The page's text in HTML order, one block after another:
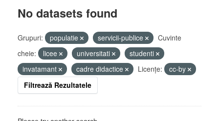
No datasets found
Grupuri: populatie servicii-publice
Cuvinte
cheie:
licee universitati
studenti
invatamant
cadre didactice Licenţe:
cc-by
Filtrează Rezultatele